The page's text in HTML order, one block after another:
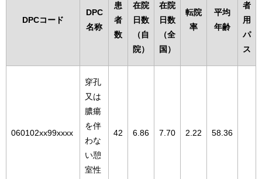
DPCコード
DPC
名称
患
者
数
在院
日数
（自
院）
在院
日数
（全
国）
転院
率
平均
年齢
者
用
パ
ス
060102xx99xxxx
穿孔
又は
膿瘍
を伴
わな
い憩
室性
42 6.86 7.70 2.22 58.36